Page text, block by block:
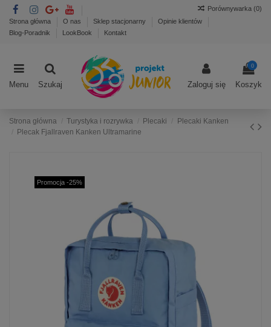
Strona główna O nas Sklep stacjonarny
Opinie klientów
Blog-Poradnik
LookBook Kontakt
Porównywarka (0)
Menu Szukaj Zaloguj się
0
Koszyk
Strona główna Turystyka i rozrywka Plecaki
Plecaki Kanken
Plecak Fjallraven Kanken Ultramarine
Promocja -25%